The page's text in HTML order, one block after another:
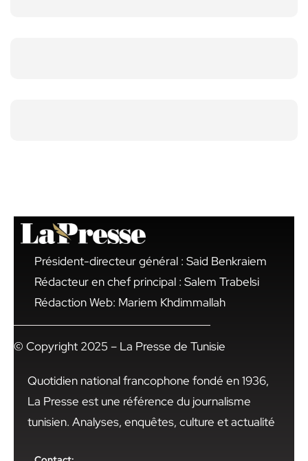
Président-directeur général : Said Benkraiem
Rédacteur en chef principal : Salem Trabelsi
Rédaction Web: Mariem Khdimmallah
© Copyright 2025 – La Presse de Tunisie
Quotidien national francophone fondé en 1936,
La Presse est une référence du journalisme
tunisien. Analyses, enquêtes, culture et actualité